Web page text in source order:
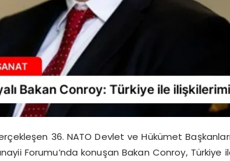
36. NATO Devlet ve Hükümet
Forumu’nda konuşan Bakan Conroy, Türkiye